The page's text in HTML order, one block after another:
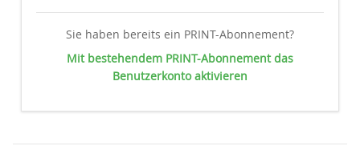
Sie haben bereits ein PRINT-Abonnement?
Mit bestehendem PRINT-Abonnement das
Benutzerkonto aktivieren